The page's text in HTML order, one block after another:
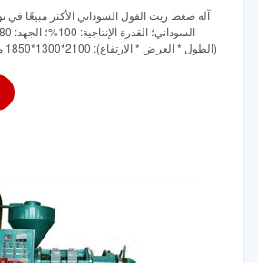
آلة ضغط زيت الفول السوداني الأكثر مبيعًا في
(الطول * العرض * الارتفاع): 2100*1300*1850 مم، 2100*1300*1850 مم؛